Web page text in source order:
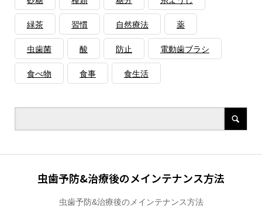
緑茶 習慣 自然療法 薬
虫歯菌 酸 防止 電動歯ブラシ
食べ物 食事 食生活
虫歯予防&治療後のメインテナンス方法
虫歯予防&治療後のメインテナンス方法